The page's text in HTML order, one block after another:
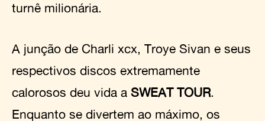
turnê milionária.
A junção de Charli xcx, Troye Sivan e seus
respectivos discos extremamente
calorosos deu vida a SWEAT TOUR.
Enquanto se divertem ao máximo, os